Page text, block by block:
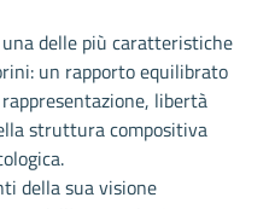
delle più caratteristiche
un rapporto equilibrato
libertà
struttura compositiva
della sua visione